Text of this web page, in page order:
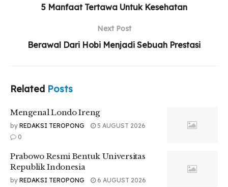
Prabowo Resmi Bentuk Universitas Republik
5 Fakta Menarik Tentang Muktamar
Orang dewasa pada umumnya membutuhkan 8 jam
lamanya tidur. Namun, angka ini bervariasi untuk masing-
masing orang. Sebagian dapat merasa cukup dengan tidur
selama 6-7 jam, sementara yang lainnya butuh 8 jam. Pada
kategori usia anak-anak dan lanjut usia pun berbeda.
Mengingat pentingnya tidur yang cukup, sebaiknya kamu
memberikan prioritas bagi tidur setiap malam. Lalu, berapa
5 Manfaat Tertawa Untuk Kesehatan
Next Post
Berawal Dari Hobi Menjadi Sebuah Prestasi
Related Posts
Mengenal Londo Ireng
by REDAKSI TEROPONG
5 AUGUST 2026
0
Prabowo Resmi Bentuk Universitas
Republik Indonesia
by REDAKSI TEROPONG
6 AUGUST 2026